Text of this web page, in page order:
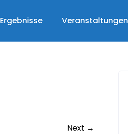
Ergebnisse Veranstaltungen
Next →